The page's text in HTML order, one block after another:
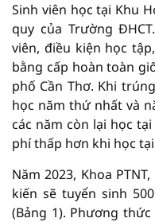
Sinh viên học tại Khu
quy của Trường
viên, điều kiện học
bằng cấp hoàn toàn
phố Cần Thơ. Khi
học năm thứ nhất và
các năm còn lại học
phí thấp hơn khi học
Năm 2023, Khoa
kiến sẽ tuyển sinh
(Bảng 1). Phương